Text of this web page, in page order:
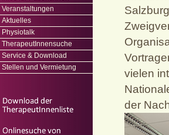
Veranstaltungen
Aktuelles
Physiotalk
TherapeutInnensuche
Service & Download
Stellen und Vermietung
vielen
der